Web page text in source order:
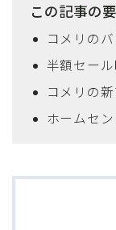
この記事の
コメリの
半額セー
コメリの
ホームセ